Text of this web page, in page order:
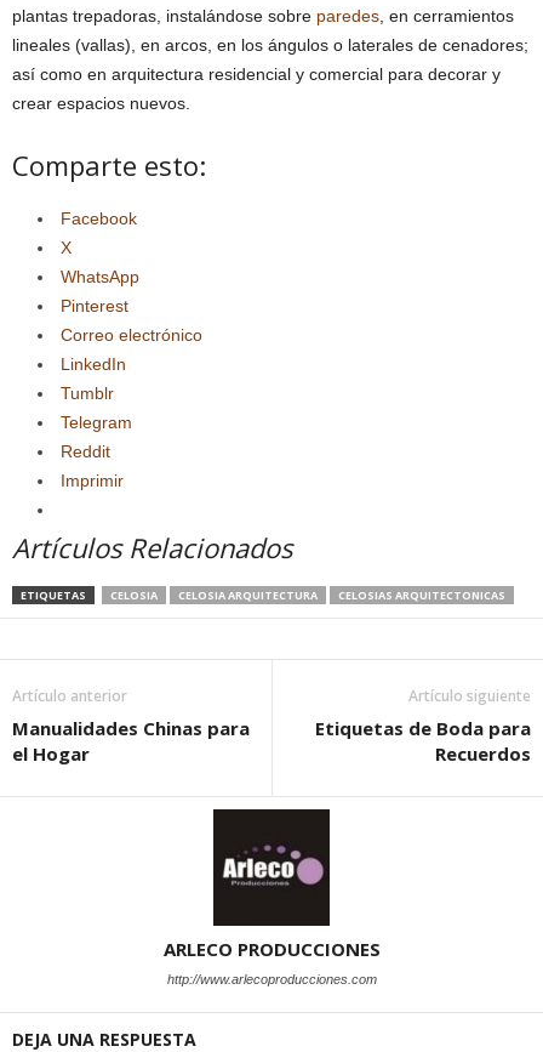
plantas trepadoras, instalándose sobre paredes , en cerramientos
lineales (vallas), en arcos, en los ángulos o laterales de cenadores;
así como en arquitectura residencial y comercial para decorar y
crear espacios nuevos.
Comparte esto:
Facebook
X
WhatsApp
Pinterest
Correo electrónico
LinkedIn
Tumblr
Telegram
Reddit
Imprimir
Artículos Relacionados
ETIQUETAS CELOSIA CELOSIA ARQUITECTURA CELOSIAS ARQUITECTONICAS
Artículo anterior
Manualidades Chinas para
el Hogar
Artículo siguiente
Etiquetas de Boda para
Recuerdos
ARLECO PRODUCCIONES
http://www.arlecoproducciones.com
DEJA UNA RESPUESTA